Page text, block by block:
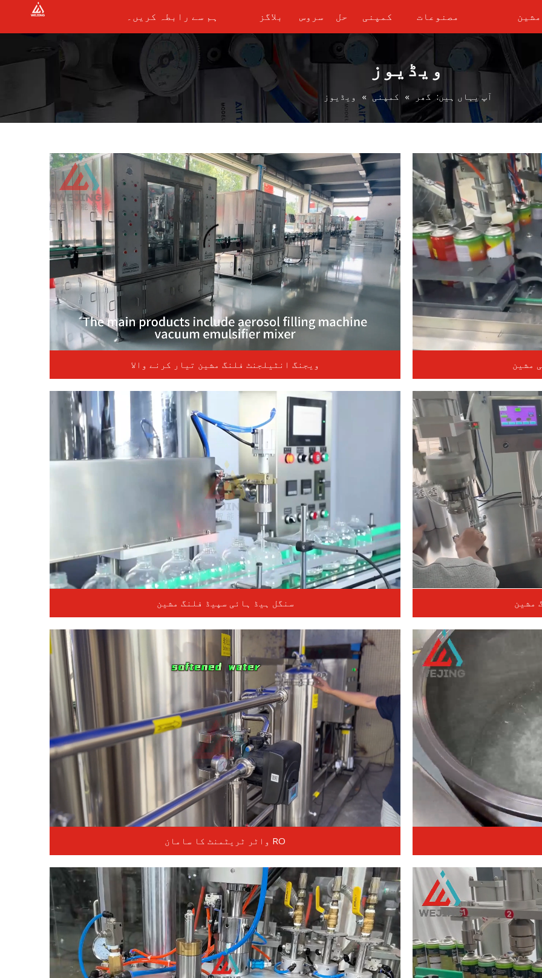
مصنوعات کمپنی حل سروس بلاگز ہم سے رابطہ کریں۔
ویڈیوز
آپ یہاں ہیں: گھر » کمپنی » ویڈیوز
ویجنگ انٹیلجنٹ فلنگ مشین تیار کرنے والا مشین
سنگل ہیڈ ہائی سپیڈ فلنگ مشین مشین
RO واٹر ٹریٹمنٹ کا سامان